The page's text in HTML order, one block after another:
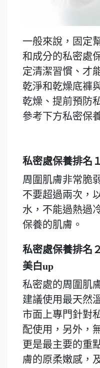
一般來說，固定
和成分的私密處
定清潔習慣、才
乾淨和乾燥底褲
乾燥、提前預防
參考下方私密保
私密處保養排名
周圍肌膚非常脆
不要超過兩次，
水，不能過熱過
保養的肌膚。
私密處保養排名
美白up
私密處的周圍肌
建議使用最天然
市面上專門針對
配使用， 另外，
更是最主要的重
膚的原柔嫩感，